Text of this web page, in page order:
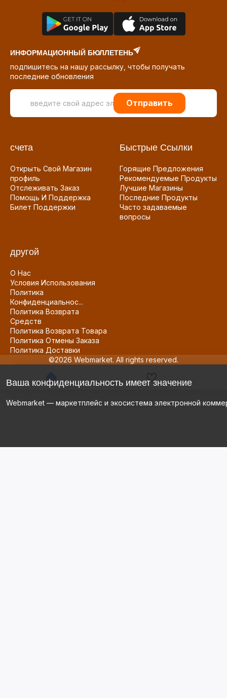
ИНФОРМАЦИОННЫЙ БЮЛЛЕТЕНЬ
подпишитесь на нашу рассылку, чтобы получать
последние обновления
Отправить
счета
Открыть Свой Магазин
профиль
Отслеживать Заказ
Помощь И Поддержка
Билет Поддержки
Быстрые Ссылки
Горящие Предложения
Рекомендуемые Продукты
Лучшие Магазины
Последние Продукты
Часто задаваемые
вопросы
другой
О Нас
Условия Использования
Политика
Конфиденциальнос...
Политика Возврата
Средств
Политика Возврата Товара
Политика Отмены Заказа
Политика Доставки
©2026 Webmarket. All rights reserved.
Ваша конфиденциальность имеет значение
Webmarket — маркетплейс и экосистема электронной